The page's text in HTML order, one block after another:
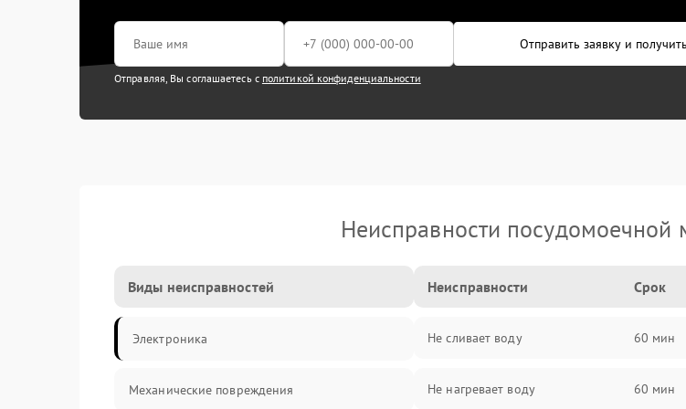
Отправить заявку и
Отправляя, Вы соглашаетесь с политикой конфиденциальности
Неисправности посудомоечной
Виды неисправностей
Электроника
Механические повреждения
Неисправности Срок
Не сливает воду 60 мин
Не нагревает воду 60 мин